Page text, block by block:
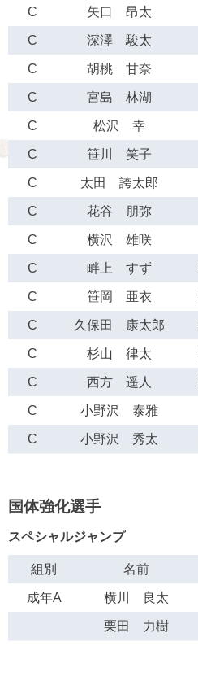
C 矢口 昂太
C 深澤 駿太
C 胡桃 甘奈
C 宮島 林湖
C 松沢 幸
C 笹川 笑子
C 太田 誇太郎
C 花谷 朋弥
C 横沢 雄咲
C 畔上 すず
C 笹岡 亜衣
C 久保田 康太郎
C 杉山 律太
C 西方 遥人
C 小野沢 泰雅
C 小野沢 秀太
国体強化選手
スペシャルジャンプ
組別 名前
成年A 横川 良太
栗田 力樹